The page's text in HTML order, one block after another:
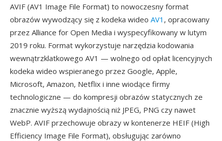
AVIF (AV1 Image File Format) to nowoczesny format
obrazów wywodzący się z kodeka wideo AV1 , opracowany
przez Alliance for Open Media i wyspecyfikowany w lutym
2019 roku. Format wykorzystuje narzędzia kodowania
wewnątrzklatkowego AV1 — wolnego od opłat licencyjnych
kodeka wideo wspieranego przez Google, Apple,
Microsoft, Amazon, Netflix i inne wiodące firmy
technologiczne — do kompresji obrazów statycznych ze
znacznie wyższą wydajnością niż JPEG, PNG czy nawet
WebP. AVIF przechowuje obrazy w kontenerze HEIF (High
Efficiency Image File Format), obsługując zarówno